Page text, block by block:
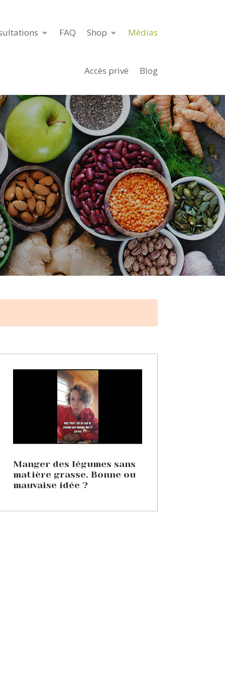
FAQ Shop Médias
Accès privé Blog
Manger des légumes sans
matière grasse. Bonne ou
mauvaise idée ?